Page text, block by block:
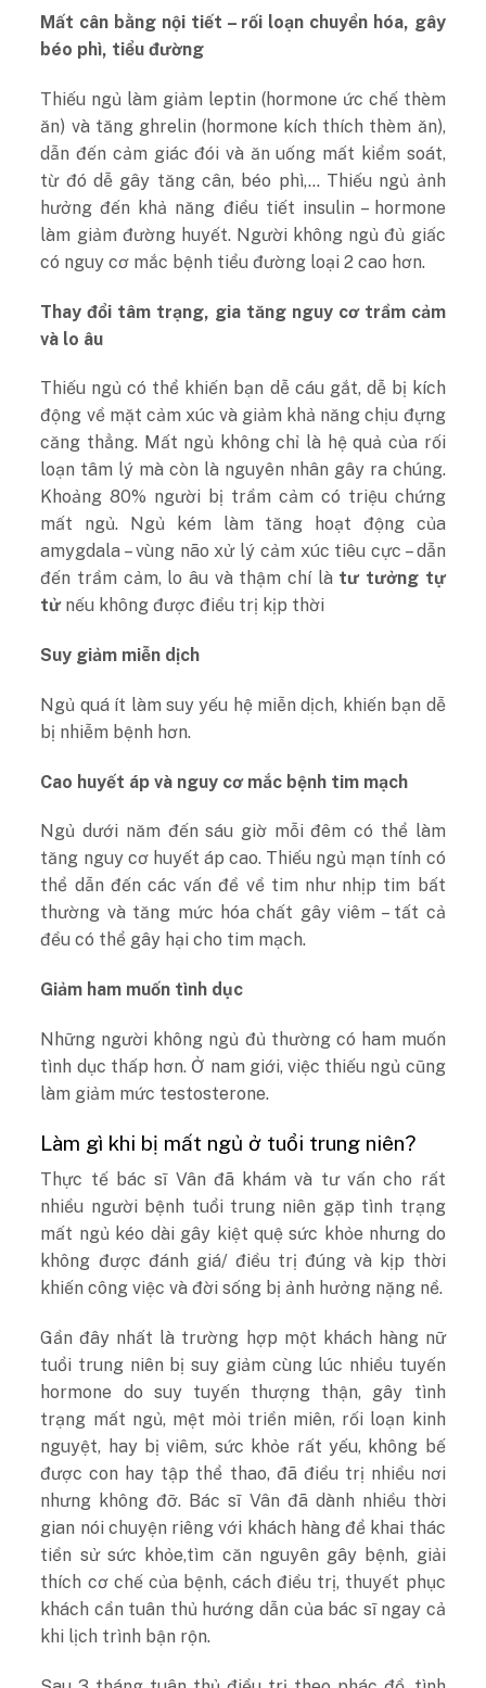
Mất cân bằng nội tiết – rối loạn chuyển hóa, gây
béo phì, tiểu đường
Thiếu ngủ làm giảm leptin (hormone ức chế thèm
ăn) và tăng ghrelin (hormone kích thích thèm ăn),
dẫn đến cảm giác đói và ăn uống mất kiểm soát,
từ đó dễ gây tăng cân, béo phì,… Thiếu ngủ ảnh
hưởng đến khả năng điều tiết insulin – hormone
làm giảm đường huyết. Người không ngủ đủ giấc
có nguy cơ mắc bệnh tiểu đường loại 2 cao hơn.
Thay đổi tâm trạng, gia tăng nguy cơ trầm cảm
và lo âu
Thiếu ngủ có thể khiến bạn dễ cáu gắt, dễ bị kích
động về mặt cảm xúc và giảm khả năng chịu đựng
căng thẳng. Mất ngủ không chỉ là hệ quả của rối
loạn tâm lý mà còn là nguyên nhân gây ra chúng.
Khoảng 80% người bị trầm cảm có triệu chứng
mất ngủ. Ngủ kém làm tăng hoạt động của
amygdala – vùng não xử lý cảm xúc tiêu cực – dẫn
đến trầm cảm, lo âu và thậm chí là tư tưởng tự
tửnếu không được điều trị kịp thời​
Suy giảm miễn dịch
Ngủ quá ít làm suy yếu hệ miễn dịch, khiến bạn dễ
bị nhiễm bệnh hơn.
Cao huyết áp và nguy cơ mắc bệnh tim mạch
Ngủ dưới năm đến sáu giờ mỗi đêm có thể làm
tăng nguy cơ huyết áp cao. Thiếu ngủ mạn tính có
thể dẫn đến các vấn đề về tim như nhịp tim bất
thường và tăng mức hóa chất gây viêm – tất cả
đều có thể gây hại cho tim mạch.
Giảm ham muốn tình dục
Những người không ngủ đủ thường có ham muốn
tình dục thấp hơn. Ở nam giới, việc thiếu ngủ cũng
làm giảm mức testosterone.
Làm gì khi bị mất ngủ ở tuổi trung niên?
Thực tế bác sĩ Vân đã khám và tư vấn cho rất
nhiều người bệnh tuổi trung niên gặp tình trạng
mất ngủ kéo dài gây kiệt quệ sức khỏe nhưng do
không được đánh giá/ điều trị đúng và kịp thời
khiến công việc và đời sống bị ảnh hưởng nặng nề.
Gần đây nhất là trường hợp một khách hàng nữ
tuổi trung niên bị suy giảm cùng lúc nhiều tuyến
hormone do suy tuyến thượng thận, gây tình
trạng mất ngủ, mệt mỏi triền miên, rối loạn kinh
nguyệt, hay bị viêm, sức khỏe rất yếu, không bế
được con hay tập thể thao, đã điều trị nhiều nơi
nhưng không đỡ. Bác sĩ Vân đã dành nhiều thời
gian nói chuyện riêng với khách hàng để khai thác
tiền sử sức khỏe,tìm căn nguyên gây bệnh, giải
thích cơ chế của bệnh, cách điều trị, thuyết phục
khách cần tuân thủ hướng dẫn của bác sĩ ngay cả
khi lịch trình bận rộn.